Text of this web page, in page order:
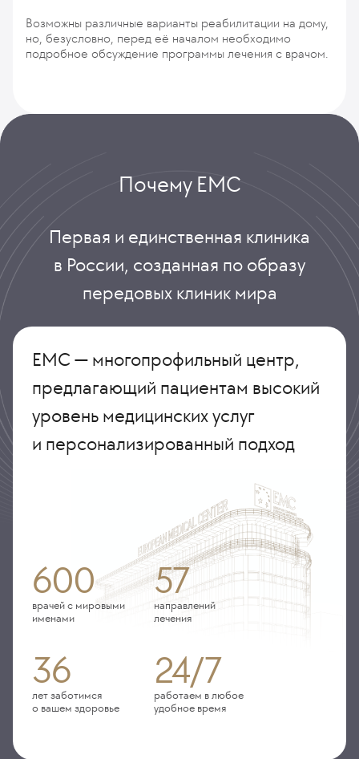
Возможны различные варианты реабилитации на дому,
но, безусловно, перед её началом необходимо
подробное обсуждение программы лечения с врачом.
Почему ЕМС
Первая и единственная клиника
в России, созданная по образу
передовых клиник мира
ЕМС — многопрофильный центр,
предлагающий пациентам высокий
уровень медицинских услуг
и персонализированный подход
600
врачей с мировыми
именами
57
направлений
лечения
36
лет заботимся
о вашем здоровье
24/7
работаем в любое
удобное время